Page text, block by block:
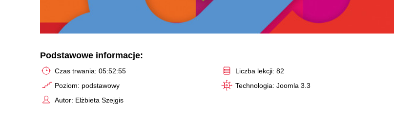
Video
Podstawowe informacje:
Czas trwania: 05:52:55
Poziom: podstawowy
Autor: Elżbieta Szejgis
Liczba lekcji: 82
Technologia: Joomla 3.3